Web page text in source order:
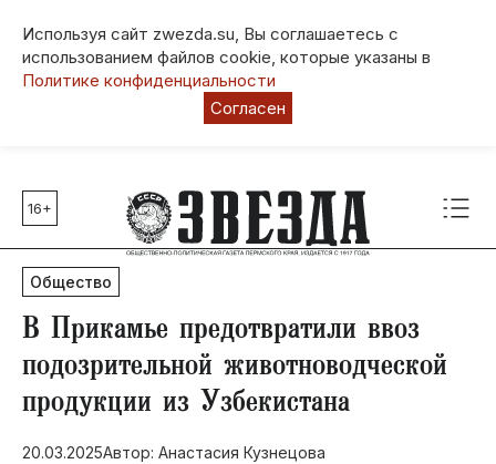
Используя сайт zwezda.su, Вы соглашаетесь с
использованием файлов cookie, которые указаны в
Политике конфиденциальности
Согласен
Главные темы
80 лет Победы
Молодежная столица РФ
СВО
Выборы в Пермском крае
Социальная поддержка
Инфраструктура
Благоустройство
16+
Общество
​В Прикамье предотвратили ввоз
подозрительной животноводческой
продукции из Узбекистана
20.03.2025Автор: Анастасия Кузнецова